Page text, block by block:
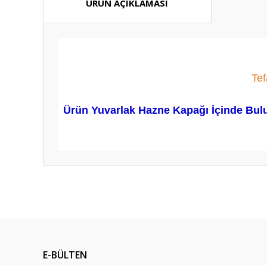
ÜRÜN AÇIKLAMASI
Ürün Yuvarlak Hazne Kapağı İçinde
Ürün bilgilerinde hatalar bulunuyor.
E-BÜLTEN